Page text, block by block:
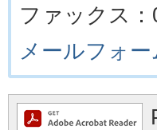
ファックス
メールフォ